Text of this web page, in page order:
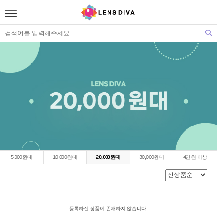
5,000원대 10,000원대 20,000원대 30,000원대 4만원 이상
등록하신 상품이 존재하지 않습니다.